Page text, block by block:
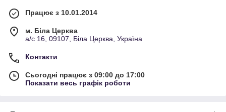
Працює з 10.01.2014
м. Біла Церква
а/с 16, 09107, Біла Церква, Україна
Контакти
Сьогодні працює з 09:00 до 17:00
Показати весь графік роботи